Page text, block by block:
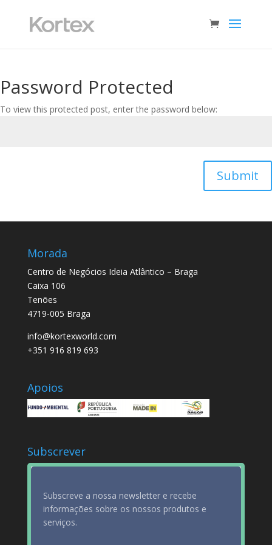
Password Protected
To view this protected post, enter the password below:
Submit
Morada
Centro de Negócios Ideia Atlântico – Braga
Caixa 106
Tenões
4719-005 Braga
info@kortexworld.com
+351 916 819 693
Apoios
Subscrever
Subscreve a nossa newsletter e recebe
informações sobre os nossos produtos e
serviços.